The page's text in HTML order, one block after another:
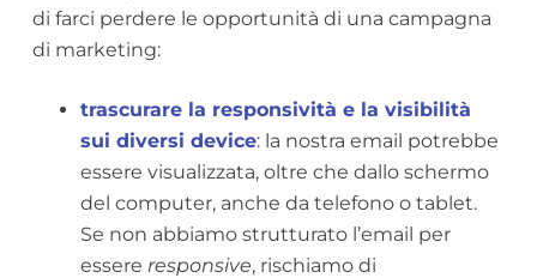
di farci perdere le opportunità di una campagna
di marketing:
trascurare la responsività e la visibilità
sui diversi device: la nostra email potrebbe
essere visualizzata, oltre che dallo schermo
del computer, anche da telefono o tablet.
Se non abbiamo strutturato l’email per
essere responsive, rischiamo di